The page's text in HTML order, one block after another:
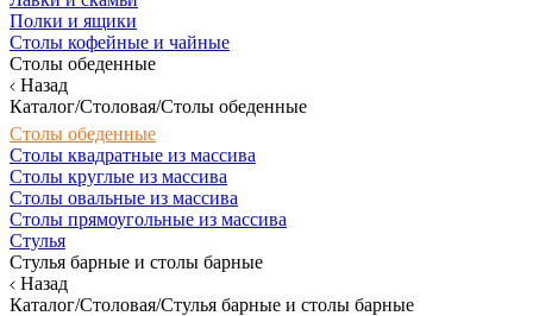
Полки и ящики
Столы кофейные и чайные
Столы обеденные
Назад
Каталог/Столовая/Столы обеденные
Столы обеденные
Столы квадратные из массива
Столы круглые из массива
Столы овальные из массива
Столы прямоугольные из массива
Стулья
Стулья барные и столы барные
Назад
Каталог/Столовая/Стулья барные и столы барные